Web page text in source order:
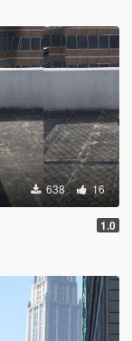
638 16
1.0